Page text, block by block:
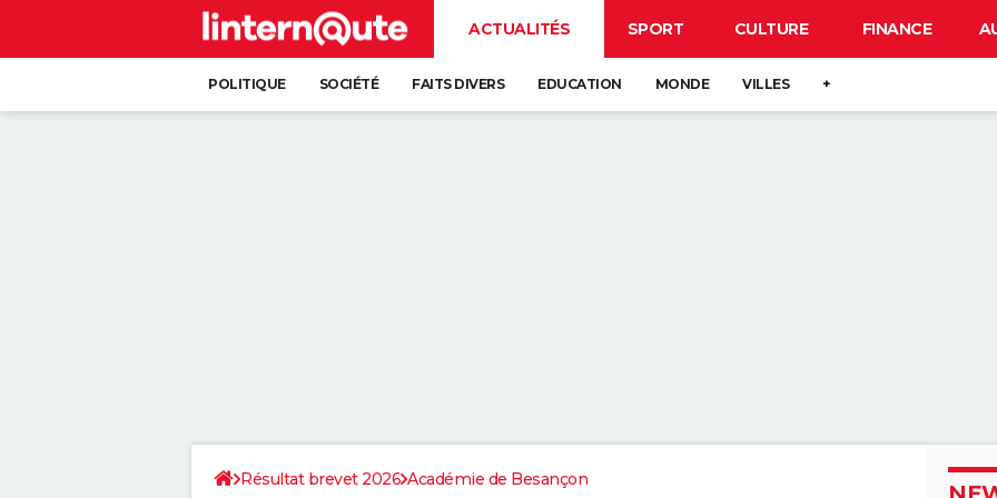
ACTUALITÉS SPORT CULTURE FINANCE
POLITIQUE SOCIÉTÉ FAITS DIVERS EDUCATION MONDE VILLES +
Résultat brevet 2026 Académie de Besançon